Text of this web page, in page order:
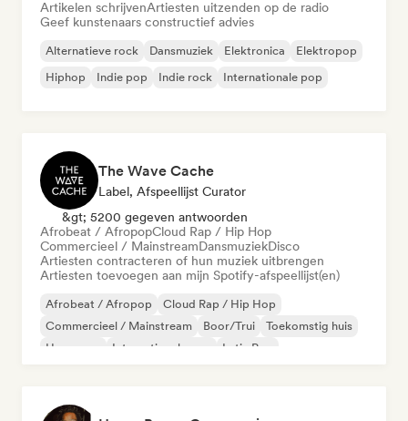
Artikelen schrijvenArtiesten uitzenden op de radio
Geef kunstenaars constructief advies
Alternatieve rock Dansmuziek Elektronica
Elektropop
Hiphop
Indie pop Indie rock Internationale pop
The Wave Cache
Label, Afspeellijst Curator
&gt; 5200 gegeven antwoorden
Afrobeat / AfropopCloud Rap / Hip Hop
Commercieel / MainstreamDansmuziekDisco
Artiesten contracteren of hun muziek uitbrengen
Artiesten toevoegen aan mijn Spotify-afspeellijst(en)
Afrobeat / Afropop
Cloud Rap / Hip Hop
Commercieel / Mainstream
Boor/Trui
Toekomstig huis
Hyperpop
Internationale pop Latin Pop